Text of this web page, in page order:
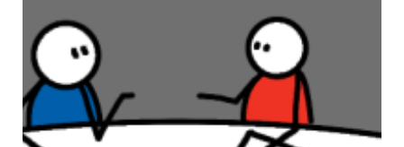
Vrijwilligersdag SWAN
Welzijn en SWO: een dag van
waardering en ontmoeting